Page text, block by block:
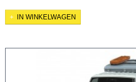
IN WINKELWAGEN